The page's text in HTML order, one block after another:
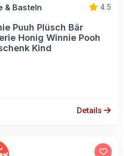
& Basteln 4.5
Puuh Plüsch Bär
Honig Winnie Pooh
Kind
Details